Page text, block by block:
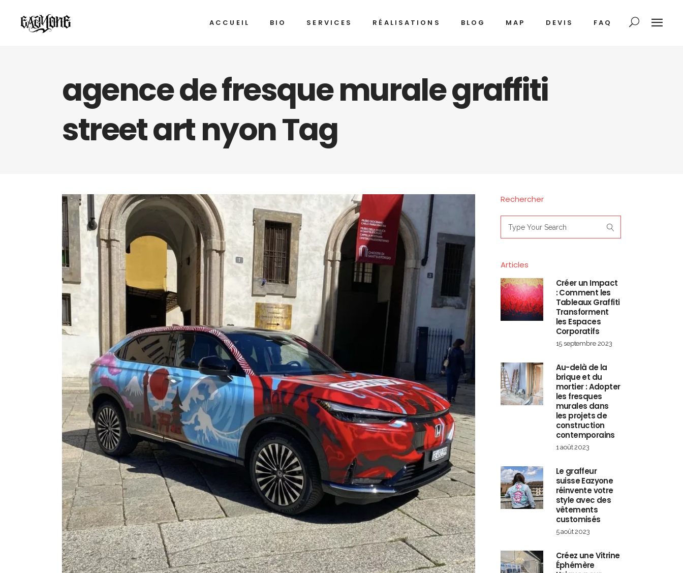
ACCUEIL BIO SERVICES RÉALISATIONS BLOG MAP DEVIS FAQ
agence de fresque murale graffiti
street art nyon Tag
Rechercher
for:
Articles
Créer un Impact
: Comment les
Tableaux Graffiti
Transforment
les Espaces
Corporatifs
15 septembre 2023
Au-delà de la
brique et du
mortier : Adopter
les fresques
murales dans
les projets de
construction
contemporains
1 août 2023
Le graffeur
suisse Eazyone
réinvente votre
style avec des
vêtements
customisés
5 août 2023
Créez une Vitrine
Éphémère